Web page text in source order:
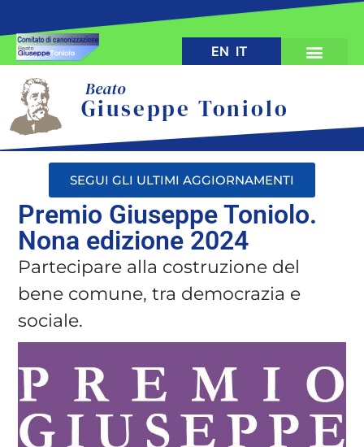
EN IT
Beato
Giuseppe Toniolo
SEGUI GLI ULTIMI AGGIORNAMENTI
Premio Giuseppe Toniolo.
Nona edizione 2024
Partecipare alla costruzione del
bene comune, tra democrazia e
sociale.